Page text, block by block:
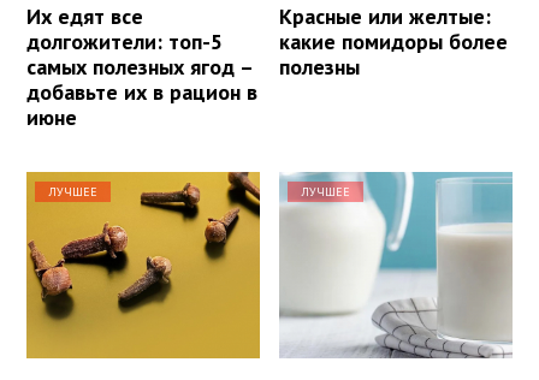
Их едят все
долгожители: топ-5
самых полезных ягод –
добавьте их в рацион в
июне
Красные или желтые:
какие помидоры более
полезны
ЛУЧШЕЕ ЛУЧШЕЕ